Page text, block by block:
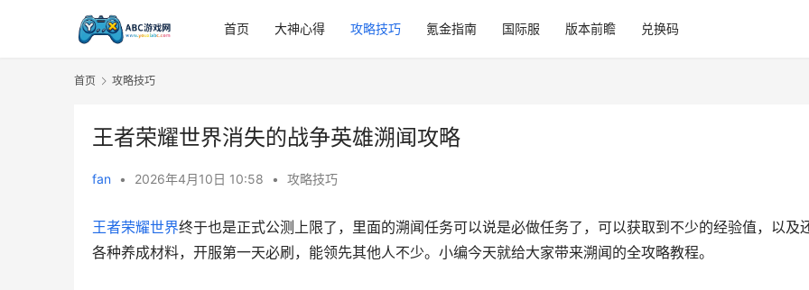
首页 大神心得 攻略技巧 氪金指南 国际服 版本前瞻 兑换码
首页 攻略技巧
王者荣耀世界消失的战争英雄溯闻攻略
fan • 2026年4月10日 10:58 • 攻略技巧
王者荣耀世界终于也是正式公测上限了，里面的溯闻任务可以说是必做任务了，可以获取到不少的经验值，以及
各种养成材料，开服第一天必刷，能领先其他人不少。小编今天就给大家带来溯闻的全攻略教程。